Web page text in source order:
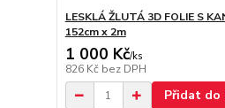
LESKLÁ ŽLUTÁ 3D FOLIE S
152cm x 2m
1 000 Kč/ks
826 Kč bez DPH
Přidat do